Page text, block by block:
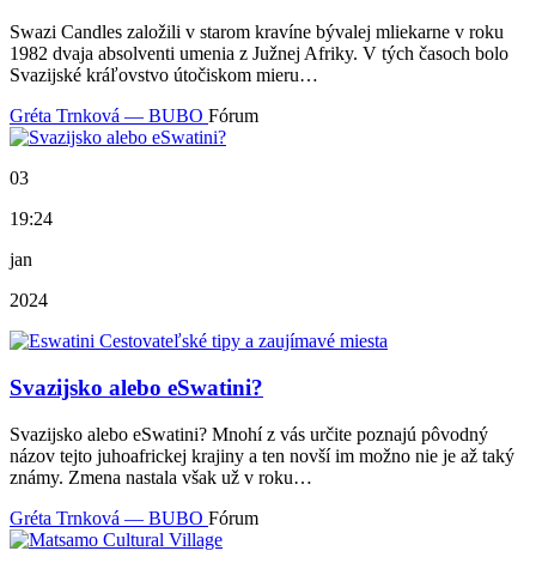
Swazi Candles založili v starom kravíne bývalej mliekarne v roku
1982 dvaja absolventi umenia z Južnej Afriky. V tých časoch bolo
Svazijské kráľovstvo útočiskom mieru…
Gréta Trnková — BUBO Fórum
03
19:24
jan
2024
Svazijsko alebo eSwatini?
Svazijsko alebo eSwatini? Mnohí z vás určite poznajú pôvodný
názov tejto juhoafrickej krajiny a ten novší im možno nie je až taký
známy. Zmena nastala však už v roku…
Gréta Trnková — BUBO Fórum